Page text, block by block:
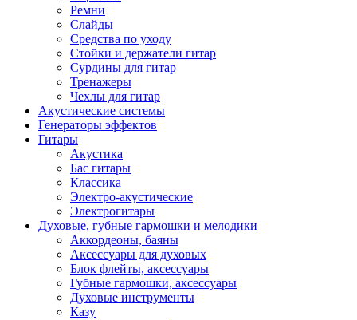
Ремни
Слайды
Средства по уходу
Стойки и держатели гитар
Сурдины для гитар
Тренажеры
Чехлы для гитар
Акустические системы
Генераторы эффектов
Гитары
Акустика
Бас гитары
Классика
Электро-акустические
Электрогитары
Духовые, губные гармошки и мелодики
Аккордеоны, баяны
Аксессуары для духовых
Блок флейты, аксессуары
Губные гармошки, аксессуары
Духовые инструменты
Казу